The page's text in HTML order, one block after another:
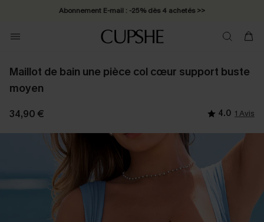
Abonnement E-mail : -25% dès 4 achetés >>
Maillot de bain une pièce col cœur support buste
moyen
34,90 € 4.0 1 Avis